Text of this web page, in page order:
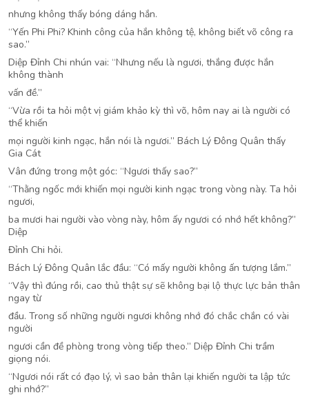
nhưng không thấy bóng dáng hắn.
“Yến Phi Phi? Khinh công của hắn không tệ, không biết võ công ra
sao.”
Diệp Đỉnh Chi nhún vai: “Nhưng nếu là ngươi, thắng được hắn
không thành
vấn đề.”
“Vừa rồi ta hỏi một vị giám khảo kỳ thì võ, hôm nay ai là người có
thể khiến
mọi người kinh ngạc, hắn nói là ngươi.” Bách Lý Đông Quân thấy
Gia Cát
Vân đứng trong một góc: “Ngươi thấy sao?”
“Thằng ngốc mới khiến mọi người kinh ngạc trong vòng này. Ta hỏi
ngươi,
ba mươi hai người vào vòng này, hôm ấy ngươi có nhớ hết không?”
Diệp
Đỉnh Chi hỏi.
Bách Lý Đông Quân lắc đầu: “Có mấy người không ấn tượng lắm.”
“Vậy thì đúng rồi, cao thủ thật sự sẽ không bại lộ thực lực bản thân
ngay từ
đầu. Trong số những người ngươi không nhớ đó chắc chắn có vài
người
ngươi cần đề phòng trong vòng tiếp theo.” Diệp Đỉnh Chi trầm
giọng nói.
“Ngươi nói rất có đạo lý, vì sao bản thân lại khiến người ta lập tức
ghi nhớ?”